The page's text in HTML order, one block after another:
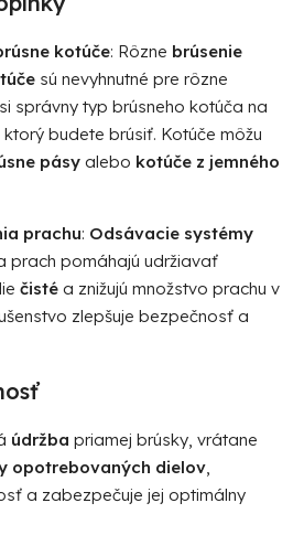
kotúče: Rôzne brúsenie
sú nevyhnutné pre rôzne
správny typ brúsneho kotúča na
budete brúsiť. Kotúče môžu
pásy alebo kotúče z jemného
prachu: Odsávacie systémy
prach pomáhajú udržiavať
čisté a znižujú množstvo prachu v
zlepšuje bezpečnosť a
údržba priamej brúsky, vrátane
opotrebovaných dielov
a zabezpečuje jej optimálny